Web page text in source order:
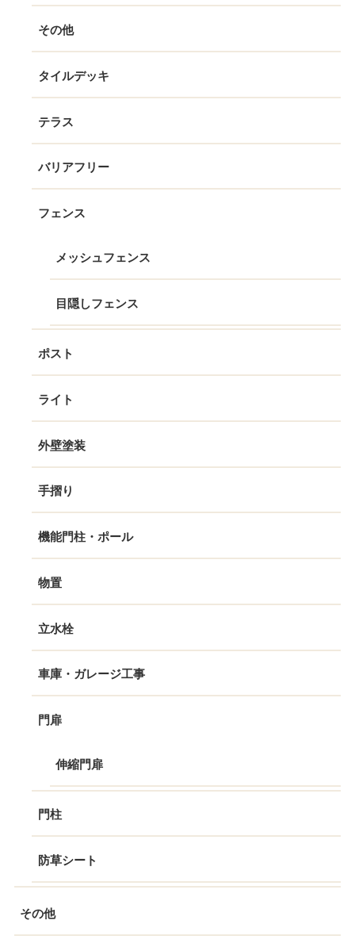
その他
タイルデッキ
テラス
バリアフリー
フェンス
メッシュフェンス
目隠しフェンス
ポスト
ライト
外壁塗装
手摺り
機能門柱・ポール
物置
立水栓
車庫・ガレージ工事
門扉
伸縮門扉
門柱
防草シート
その他